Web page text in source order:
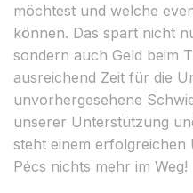
möchtest und welche
können. Das spart nicht
sondern auch Geld beim
ausreichend Zeit für die
unvorhergesehene
unserer Unterstützung
steht einem
Pécs nichts mehr im Weg!